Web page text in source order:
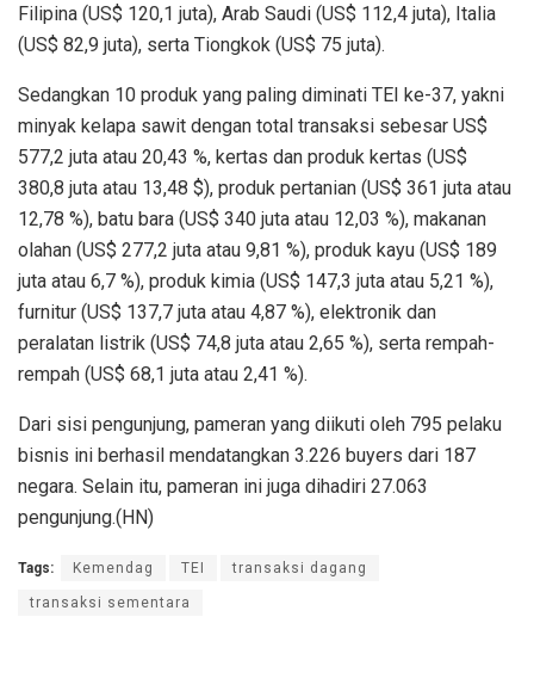
Filipina (US$ 120,1 juta), Arab Saudi (US$ 112,4 juta), Italia
(US$ 82,9 juta), serta Tiongkok (US$ 75 juta).
Sedangkan 10 produk yang paling diminati TEI ke-37, yakni
minyak kelapa sawit dengan total transaksi sebesar US$
577,2 juta atau 20,43 %, kertas dan produk kertas (US$
380,8 juta atau 13,48 $), produk pertanian (US$ 361 juta atau
12,78 %), batu bara (US$ 340 juta atau 12,03 %), makanan
olahan (US$ 277,2 juta atau 9,81 %), produk kayu (US$ 189
juta atau 6,7 %), produk kimia (US$ 147,3 juta atau 5,21 %),
furnitur (US$ 137,7 juta atau 4,87 %), elektronik dan
peralatan listrik (US$ 74,8 juta atau 2,65 %), serta rempah-
rempah (US$ 68,1 juta atau 2,41 %).
Dari sisi pengunjung, pameran yang diikuti oleh 795 pelaku
bisnis ini berhasil mendatangkan 3.226 buyers dari 187
negara. Selain itu, pameran ini juga dihadiri 27.063
pengunjung.(HN)
Tags: Kemendag TEI transaksi dagang
transaksi sementara